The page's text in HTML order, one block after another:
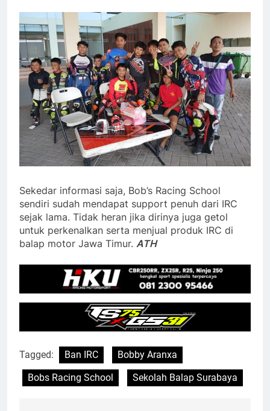
Sekedar informasi saja, Bob’s Racing School
sendiri sudah mendapat support penuh dari IRC
sejak lama. Tidak heran jika dirinya juga getol
untuk perkenalkan serta menjual produk IRC di
balap motor Jawa Timur. ATH
Tagged: Ban IRC
Bobby Aranxa
Bobs Racing School
Sekolah Balap Surabaya